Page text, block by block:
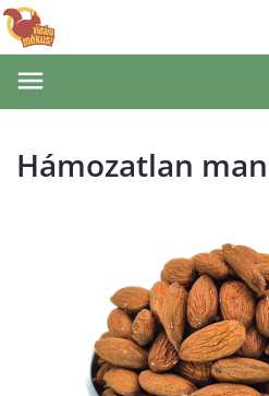
Hámozatlan